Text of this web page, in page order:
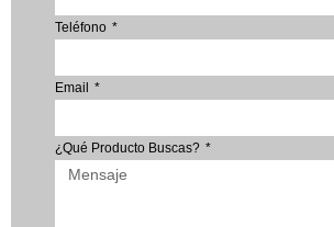
Teléfono
Email
¿Qué Producto Buscas?